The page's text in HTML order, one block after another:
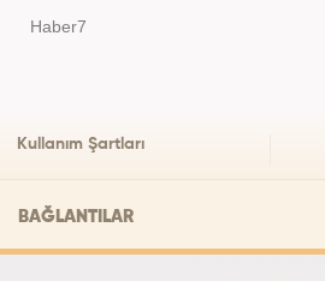
Haber7
Kullanım Şartları
BAĞLANTILAR